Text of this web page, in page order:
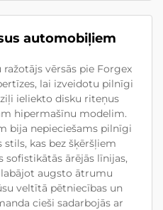
automobiļiem
vērsās pie Forgex
lai izveidotu pilnīgi
ieliekto disku riteņus
hipermašīnu modelim.
bija nepieciešams pilnīgi
kas bez šķēršļiem
sofistikātās ārējās līnijas,
augsto ātrumu
veltītā pētniecības un
cieši sadarbojās ar